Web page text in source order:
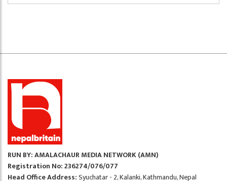
RUN BY: AMALACHAUR MEDIA NETWORK (AMN)
Registration No: 236274/076/077
Head Office Address:Syuchatar - 2, Kalanki, Kathmandu, Nepal